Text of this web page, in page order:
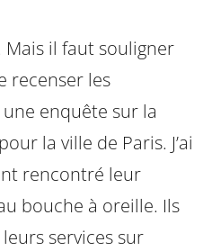
il faut souligner
recenser les
une enquête sur la
la ville de Paris. J’ai
rencontré leur
bouche à oreille. Ils
services sur